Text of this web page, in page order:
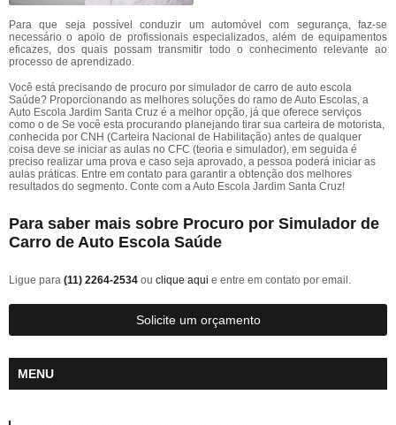
Para que seja possível conduzir um automóvel com segurança, faz-se
necessário o apoio de profissionais especializados, além de equipamentos
eficazes, dos quais possam transmitir todo o conhecimento relevante ao
processo de aprendizado.
Você está precisando de procuro por simulador de carro de auto escola
Saúde? Proporcionando as melhores soluções do ramo de Auto Escolas, a
Auto Escola Jardim Santa Cruz é a melhor opção, já que oferece serviços
como o de Se você esta procurando planejando tirar sua carteira de motorista,
conhecida por CNH (Carteira Nacional de Habilitação) antes de qualquer
coisa deve se iniciar as aulas no CFC (teoria e simulador), em seguida é
preciso realizar uma prova e caso seja aprovado, a pessoa poderá iniciar as
aulas práticas. Entre em contato para garantir a obtenção dos melhores
resultados do segmento. Conte com a Auto Escola Jardim Santa Cruz!
Para saber mais sobre Procuro por Simulador de
Carro de Auto Escola Saúde
Ligue para (11) 2264-2534 ou clique aqui e entre em contato por email.
Solicite um orçamento
MENU